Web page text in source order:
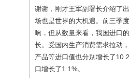
谢谢，刚才王军副署长介绍了
场也是世界的大机遇。前三季
响，但从数量来看，我国进口
长。受国内生产消费需求拉动
产品等进口值也分别增长了
口增长了1.1%。